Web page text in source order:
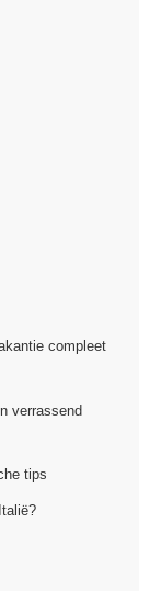
compleet
verrassend
tips